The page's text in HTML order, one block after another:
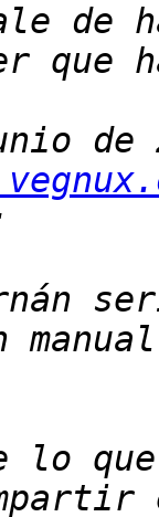
de
de
lo